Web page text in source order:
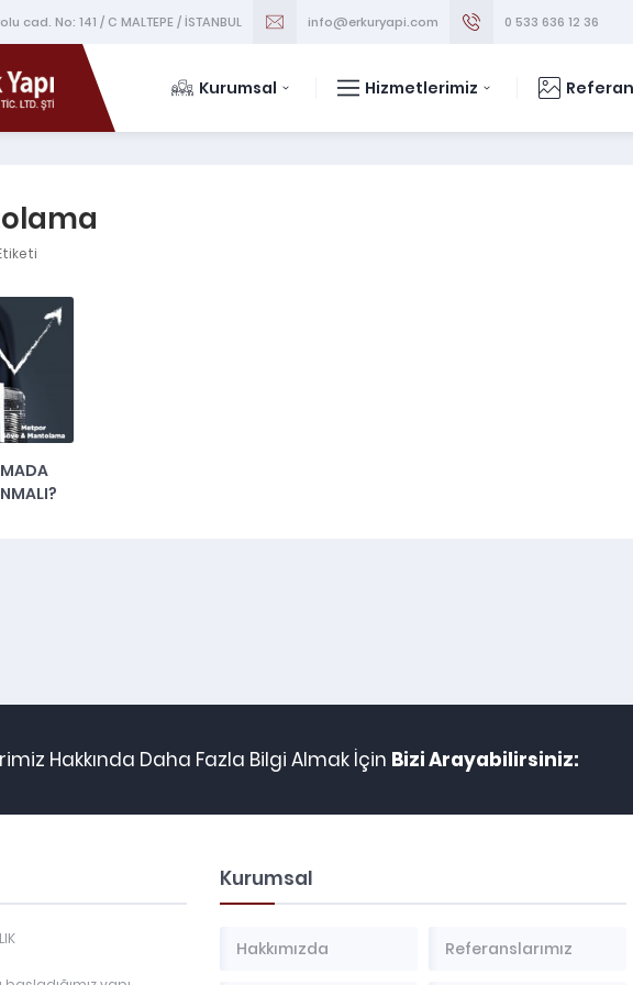
cad. No: 141 / C MALTEPE / İSTANBUL info@erkuryapi.com 0 533 636 12 36
Kurumsal Hizmetlerimiz
Hakkında Daha Fazla Bilgi Almak İçin Bizi Arayabilirsiniz:
Kurumsal
Hakkımızda Referanslarımız